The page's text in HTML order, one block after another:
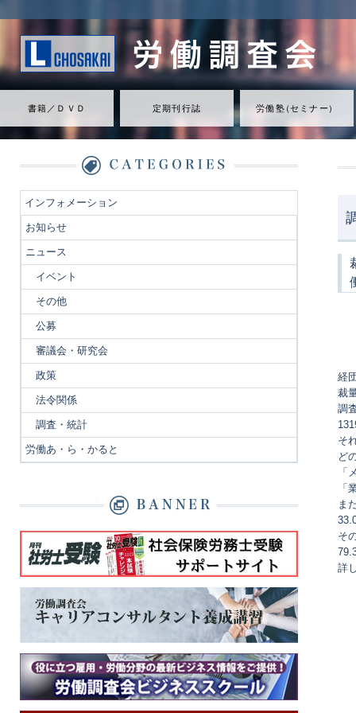
書籍／ＤＶＤ 定期刊行誌 労働塾（セミナ ー ）
経
裁
調
そ
ど
「
「
ま
そ
詳
インフォメーション
お知らせ
ニュース
イベント
その他
公募
審議会・研究会
政策
法令関係
調査・統計
労働あ・ら・かると